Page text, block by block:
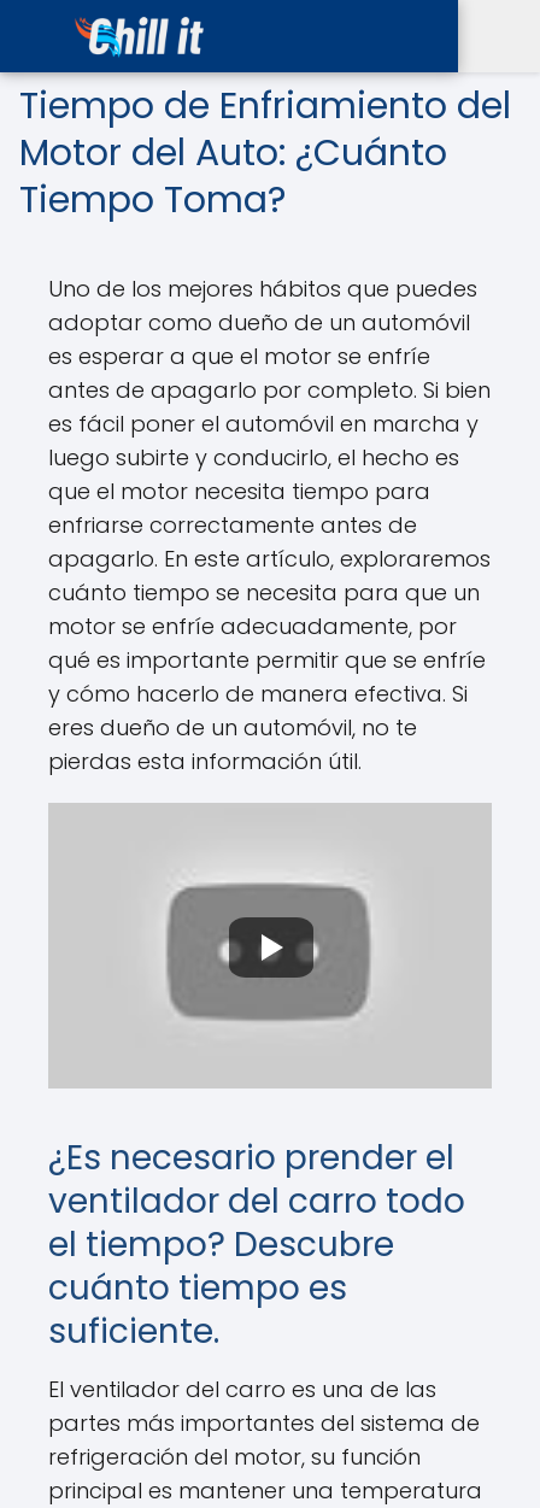
Tiempo de Enfriamiento del
Motor del Auto: ¿Cuánto
Tiempo Toma?
Uno de los mejores hábitos que puedes
adoptar como dueño de un automóvil
es esperar a que el motor se enfríe
antes de apagarlo por completo. Si bien
es fácil poner el automóvil en marcha y
luego subirte y conducirlo, el hecho es
que el motor necesita tiempo para
enfriarse correctamente antes de
apagarlo. En este artículo, exploraremos
cuánto tiempo se necesita para que un
motor se enfríe adecuadamente, por
qué es importante permitir que se enfríe
y cómo hacerlo de manera efectiva. Si
eres dueño de un automóvil, no te
pierdas esta información útil.
¿Es necesario prender el
ventilador del carro todo
el tiempo? Descubre
cuánto tiempo es
suficiente.
El ventilador del carro es una de las
partes más importantes del sistema de
refrigeración del motor, su función
principal es mantener una temperatura